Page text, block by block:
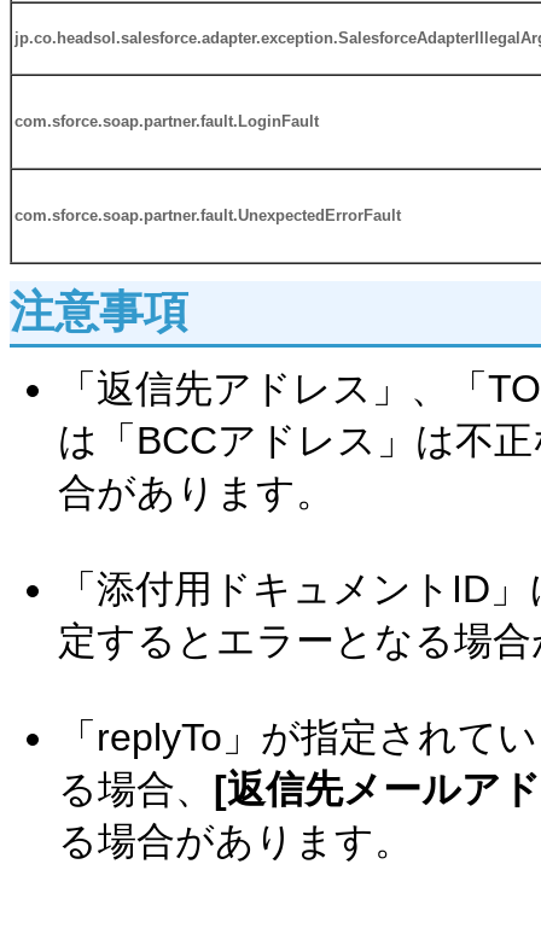
com.sforce.soap.partner.fault.LoginFault
com.sforce.soap.partner.fault.UnexpectedErrorFault
注意事項
「返信先アドレス」、「
は「BCCアドレス」は不
合があります。
「添付用ドキュメントID
定するとエラーとなる場
「replyTo」が指定されて
る場合、 [返信先メールア
る場合があります。